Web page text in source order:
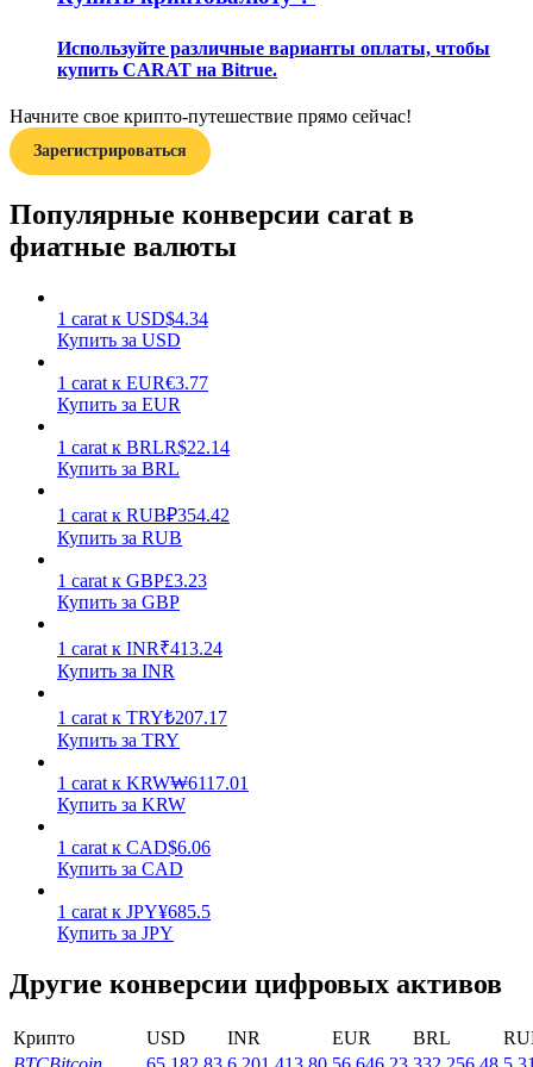
Заработок
Силовая свинья
Получайте конкурентные награды ежедневно
Высокая прибыль и мгновенный доступ
Launchpool
Гибкая ставка для заработка популярных токенов
Используйте различные варианты оплаты, чтобы
купить CARAT на Bitrue.
Начните свое крипто-путешествие прямо сейчас!
Зарегистрироваться
Популярные конверсии carat в
фиатные валюты
1 carat к USD$4.34
Купить за USD
1 carat к EUR€3.77
Купить за EUR
1 carat к BRLR$22.14
Купить за BRL
1 carat к RUB₽354.42
Купить за RUB
1 carat к GBP£3.23
Купить за GBP
1 carat к INR₹413.24
Купить за INR
1 carat к TRY₺207.17
Купить за TRY
1 carat к KRW₩6117.01
Купить за KRW
1 carat к CAD$6.06
Купить за CAD
1 carat к JPY¥685.5
Купить за JPY
Другие конверсии цифровых активов
Крипто USD INR EUR BRL